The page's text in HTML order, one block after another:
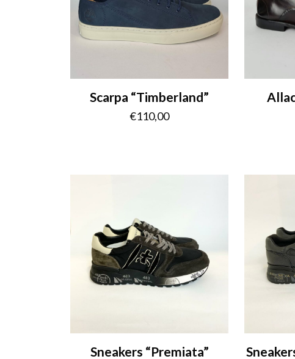
Scarpa “Timberland”
€110,00
Sneakers “Premiata”